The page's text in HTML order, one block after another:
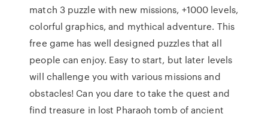
match 3 puzzle with new missions, +1000 levels,
colorful graphics, and mythical adventure. This
free game has well designed puzzles that all
people can enjoy. Easy to start, but later levels
will challenge you with various missions and
obstacles! Can you dare to take the quest and
find treasure in lost Pharaoh tomb of ancient